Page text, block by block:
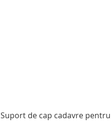
Suport de cap cadavre